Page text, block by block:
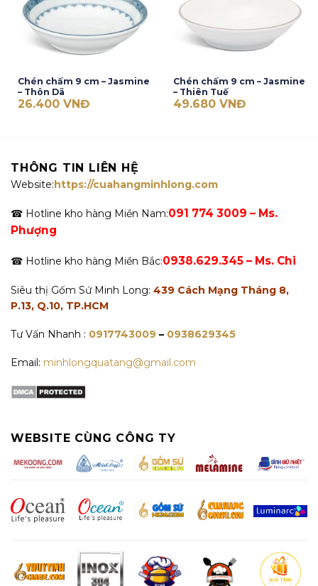
Chén chấm 9 cm – Jasmine
– Thôn Dã
26.400 VNĐ
Chén chấm 9 cm – Jasmine
– Thiên Tuế
49.680 VNĐ
THÔNG TIN LIÊN HỆ
Website:https://cuahangminhlong.com
☎ Hotline kho hàng Miền Nam:091 774 3009 – Ms.
Phượng
☎ Hotline kho hàng Miền Bắc:0938.629.345 – Ms. Chi
Siêu thị Gốm Sứ Minh Long: 439 Cách Mạng Tháng 8,
P.13, Q.10, TP.HCM
Tư Vấn Nhanh : 0917743009 – 0938629345
Email: minhlongquatang@gmail.com
WEBSITE CÙNG CÔNG TY